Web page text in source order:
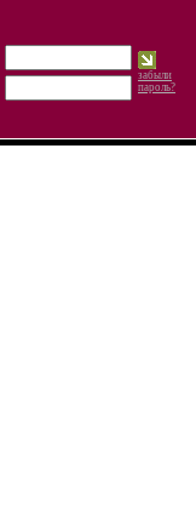
забыли
пароль?